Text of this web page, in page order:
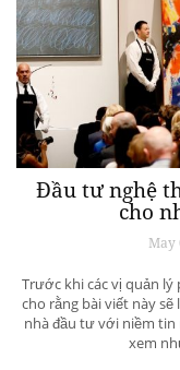
Đầu tư nghệ
cho
May
Trước khi các vị quản
cho rằng bài viết này
nhà đầu tư với niềm
xem